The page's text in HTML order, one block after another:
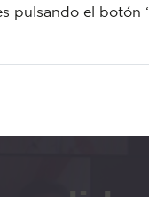
pulsando el